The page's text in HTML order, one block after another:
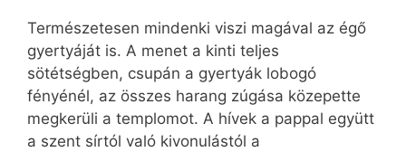
Természetesen mindenki viszi magával az égő
gyertyáját is. A menet a kinti teljes
sötétségben, csupán a gyertyák lobogó
fényénél, az összes harang zúgása közepette
megkerüli a templomot. A hívek a pappal együtt
a szent sírtól való kivonulástól a